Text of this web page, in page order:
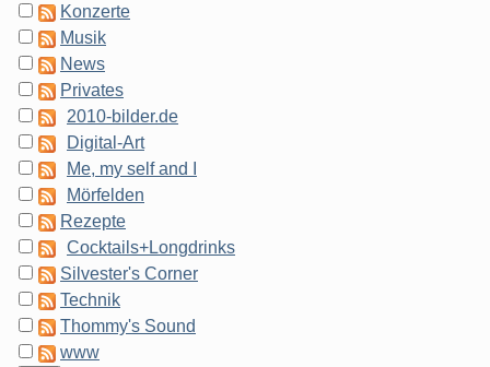
Konzerte
Musik
News
Privates
2010-bilder.de
Digital-Art
Me, my self and I
Mörfelden
Rezepte
Cocktails+Longdrinks
Silvester's Corner
Technik
Thommy's Sound
www